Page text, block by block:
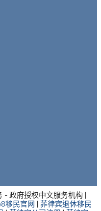
- 政府授权中文服务机构 |
移民官网 | 菲律宾退休移民